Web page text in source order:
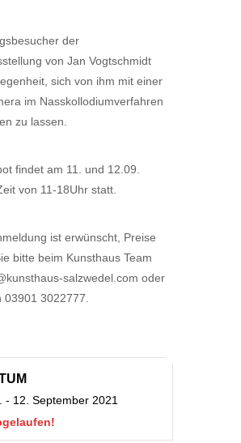
der
von Jan Vogtschmidt
sich von ihm mit einer
im Nasskollodiumverfahren
zu lassen.
findet am 11. und 12.09.
von 11-18Uhr statt.
ist erwünscht, Preise
bitte beim Kunsthaus Team
salzwedel.com oder
03901 3022777.
- 12. September 2021